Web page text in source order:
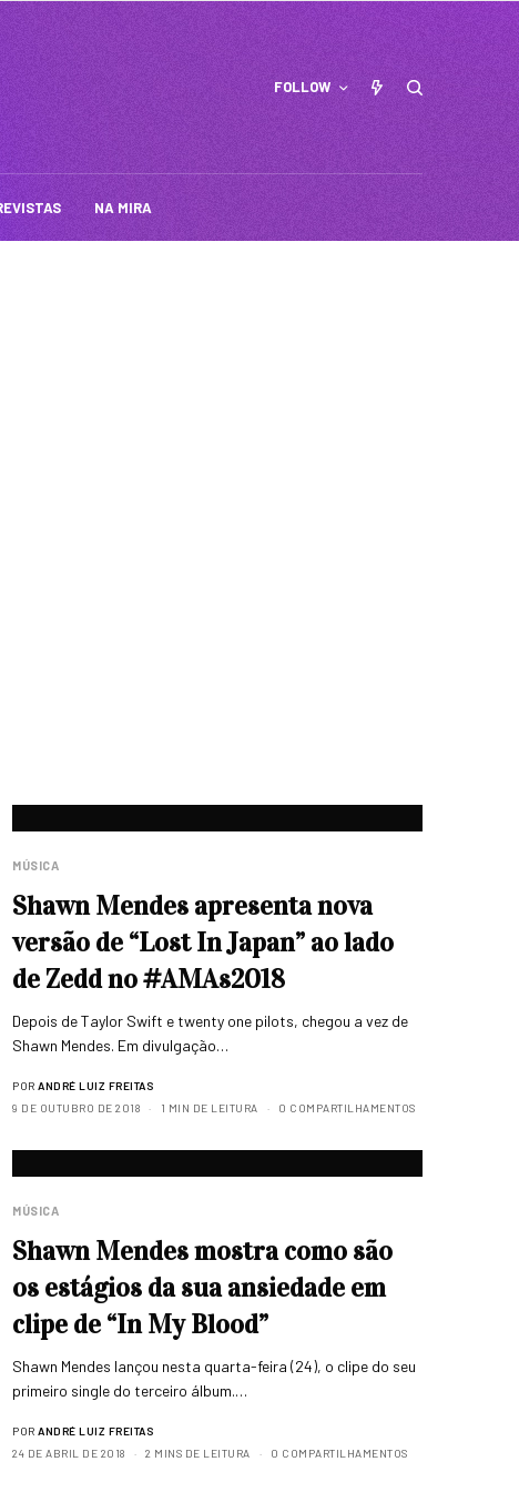
FOLLOW
NA MIRA
MÚSICA
Shawn Mendes apresenta nova
versão de “Lost In Japan” ao lado
de Zedd no #AMAs2018
Depois de Taylor Swift e twenty one pilots, chegou a vez de
Shawn Mendes. Em divulgação…
POR ANDRÉ LUIZ FREITAS
9 DE OUTUBRO DE 2018
1 MIN DE LEITURA 0 COMPARTILHAMENTOS
MÚSICA
Shawn Mendes mostra como são
os estágios da sua ansiedade em
clipe de “In My Blood”
Shawn Mendes lançou nesta quarta-feira (24), o clipe do seu
primeiro single do terceiro álbum.…
POR ANDRÉ LUIZ FREITAS
24 DE ABRIL DE 2018
2 MINS DE LEITURA 0 COMPARTILHAMENTOS